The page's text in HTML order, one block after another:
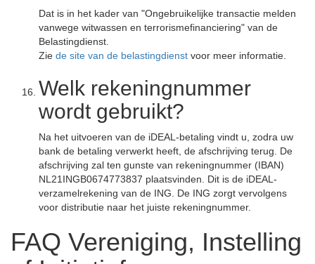
Dat is in het kader van "Ongebruikelijke transactie melden
vanwege witwassen en terrorismefinanciering" van de
Belastingdienst.
Zie de site van de belastingdienst voor meer informatie.
Welk rekeningnummer
wordt gebruikt?
Na het uitvoeren van de iDEAL-betaling vindt u, zodra uw
bank de betaling verwerkt heeft, de afschrijving terug. De
afschrijving zal ten gunste van rekeningnummer (IBAN)
NL21INGB0674773837 plaatsvinden. Dit is de iDEAL-
verzamelrekening van de ING. De ING zorgt vervolgens
voor distributie naar het juiste rekeningnummer.
FAQ Vereniging, Instelling